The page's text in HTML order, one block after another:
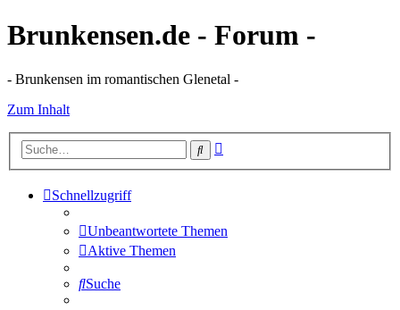
Brunkensen.de - Forum -
- Brunkensen im romantischen Glenetal -
Zum Inhalt
Suche
Schnellzugriff
Unbeantwortete Themen
Aktive Themen
Suche